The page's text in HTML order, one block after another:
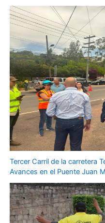
Tercer Carril de la carretera
Avances en el Puente Juan